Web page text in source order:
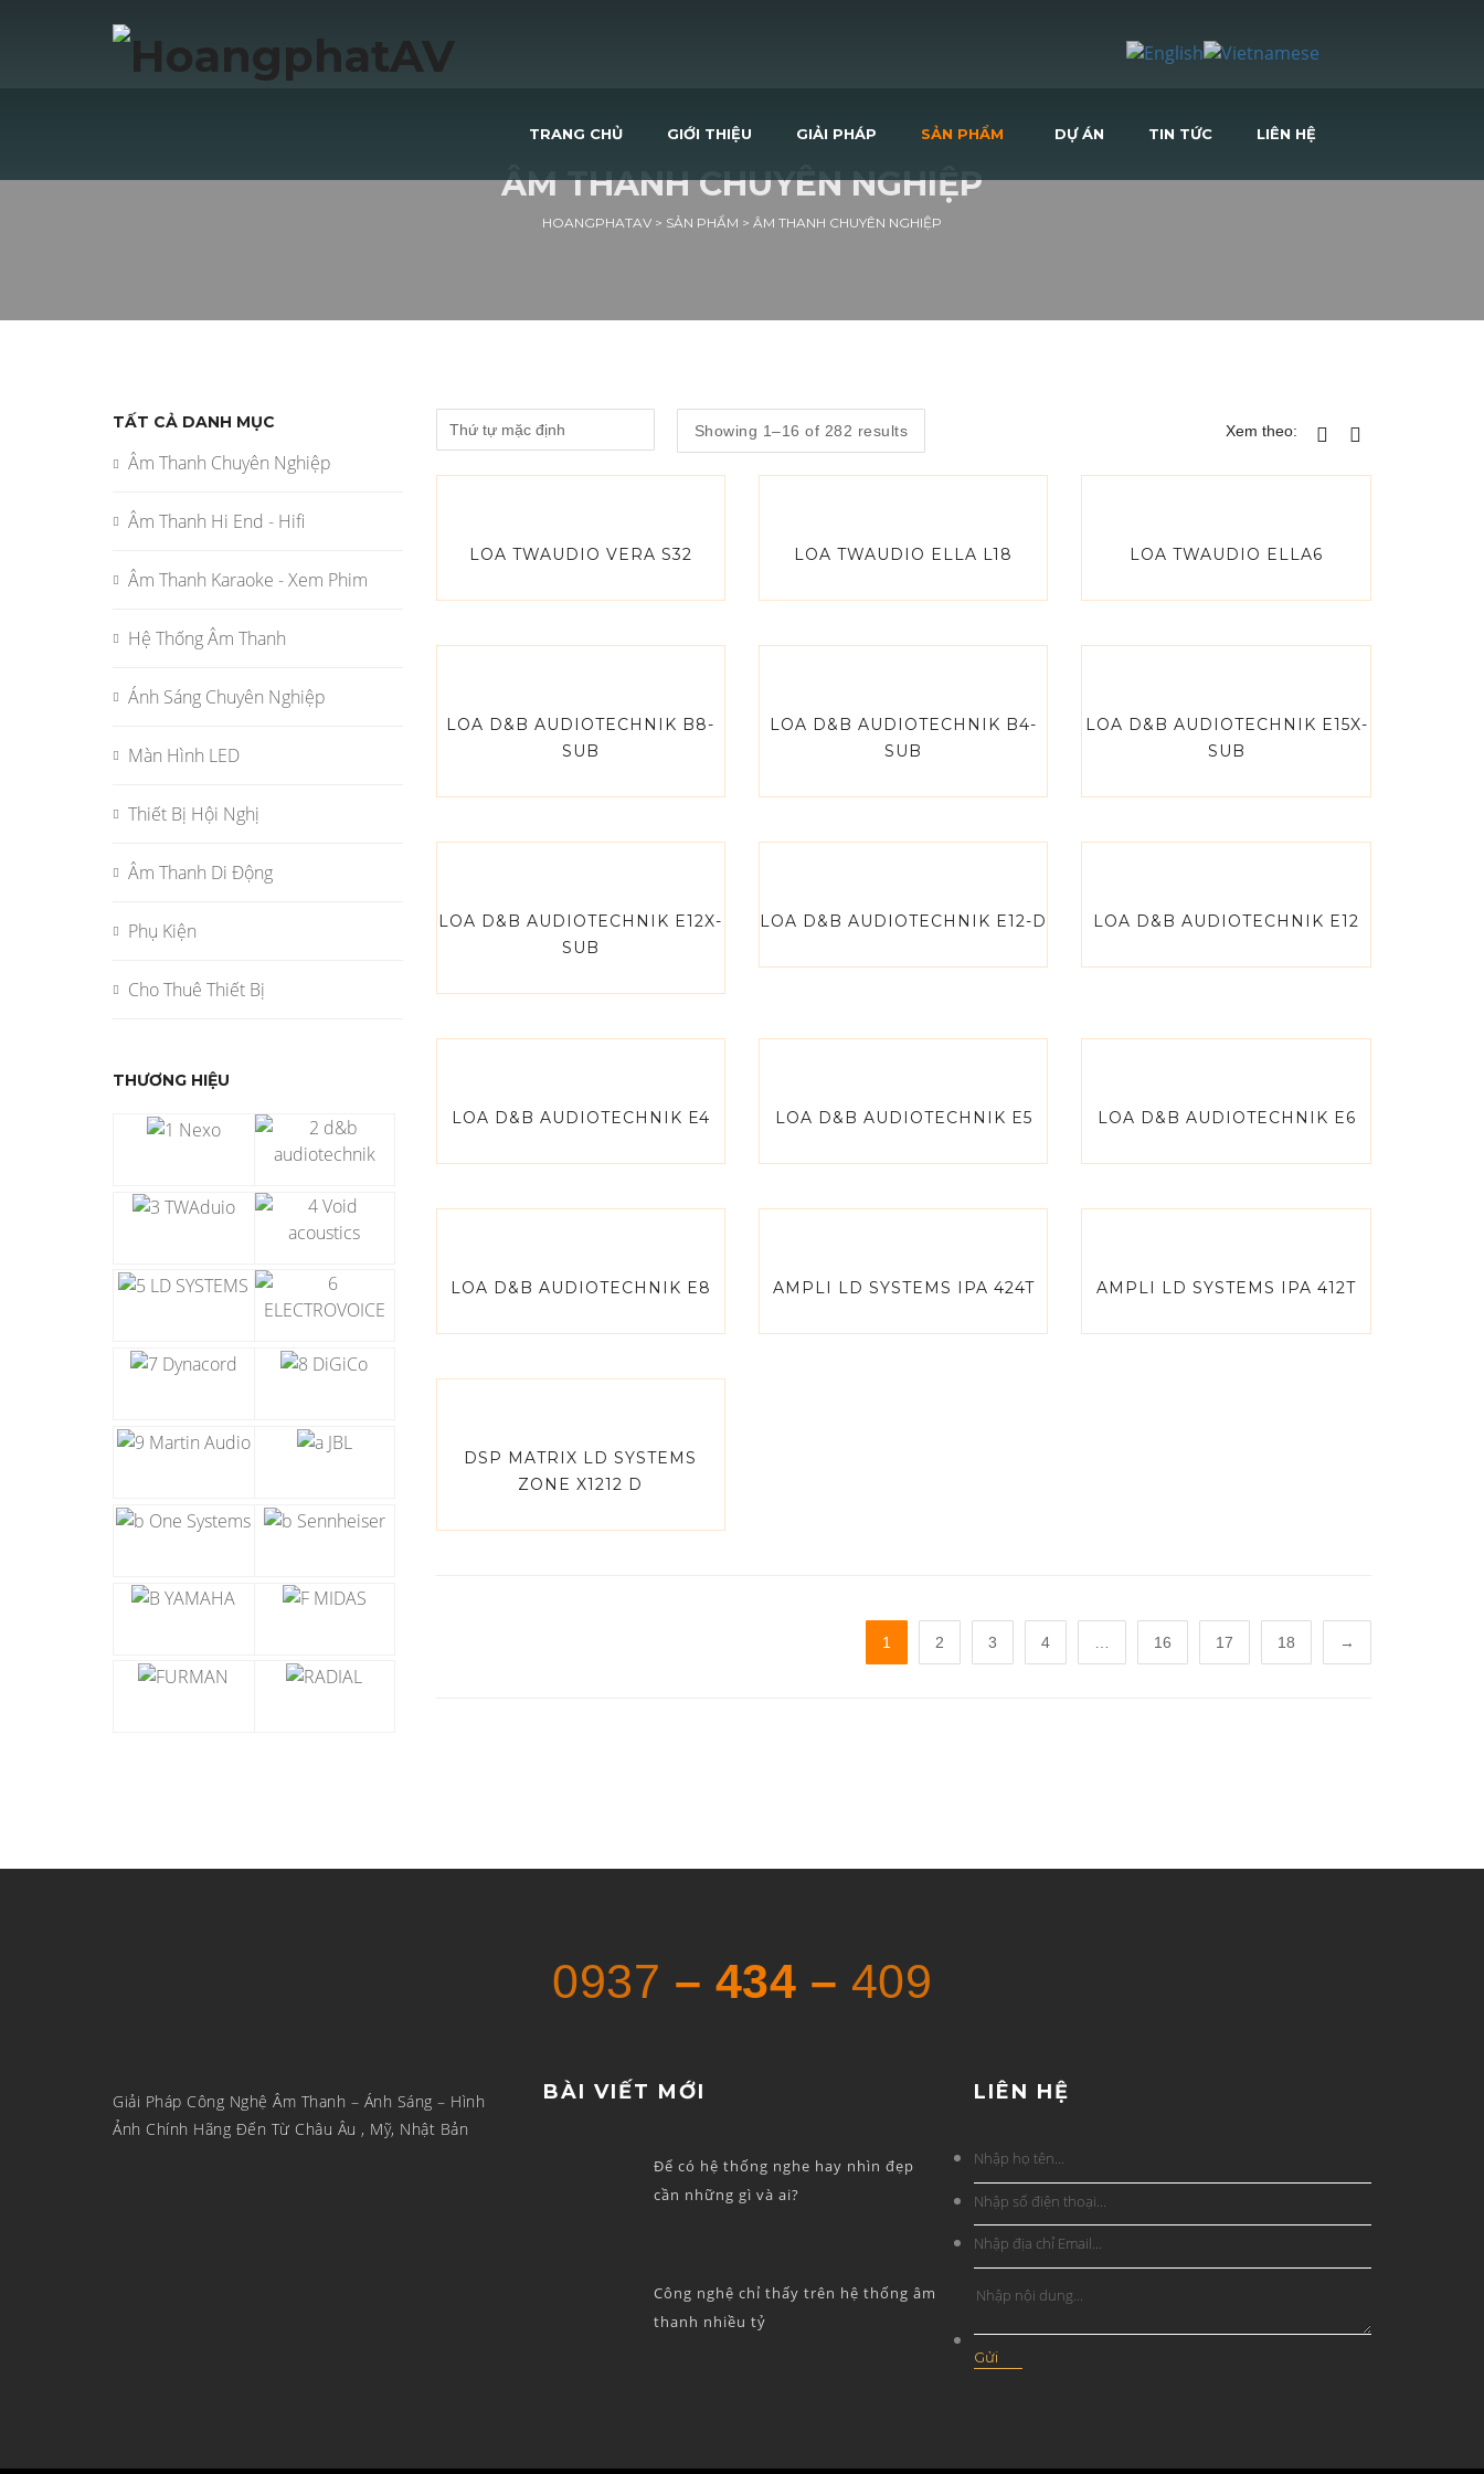
TRANG CHỦ GIỚI THIỆU GIẢI PHÁP SẢN PHẨM DỰ ÁN TIN TỨC LIÊN HỆ
ÂM THANH CHUYÊN NGHIỆP
HOANGPHATAV > SẢN PHẨM > ÂM THANH CHUYÊN NGHIỆP
TẤT CẢ DANH MỤC
Âm Thanh Chuyên Nghiệp
Âm Thanh Hi End - Hifi
Âm Thanh Karaoke - Xem Phim
Hệ Thống Âm Thanh
Ánh Sáng Chuyên Nghiệp
Màn Hình LED
Thiết Bị Hội Nghị
Âm Thanh Di Động
Phụ Kiện
Cho Thuê Thiết Bị
THƯƠNG HIỆU
Showing 1–16 of 282 results Xem theo:
LOA TWAUDIO VERA S32 LOA TWAUDIO ELLA L18 LOA TWAUDIO ELLA6
LOA D&B AUDIOTECHNIK B8-
SUB
LOA D&B AUDIOTECHNIK B4-
SUB
LOA D&B AUDIOTECHNIK E15X-
SUB
LOA D&B AUDIOTECHNIK E12X-
SUB
LOA D&B AUDIOTECHNIK E12-D LOA D&B AUDIOTECHNIK E12
LOA D&B AUDIOTECHNIK E4 LOA D&B AUDIOTECHNIK E5 LOA D&B AUDIOTECHNIK E6
LOA D&B AUDIOTECHNIK E8 AMPLI LD SYSTEMS IPA 424T AMPLI LD SYSTEMS IPA 412T
DSP MATRIX LD SYSTEMS
ZONE X1212 D
1 2 3 4 16 17 18 →
0937 – 434 – 409
Giải Pháp Công Nghệ Âm Thanh – Ánh Sáng – Hình
Ảnh Chính Hãng Đến Từ Châu Âu , Mỹ, Nhật Bản
BÀI VIẾT MỚI
Để có hệ thống nghe hay nhìn đẹp
cần những gì và ai?
Công nghệ chỉ thấy trên hệ thống âm
thanh nhiều tỷ
LIÊN HỆ